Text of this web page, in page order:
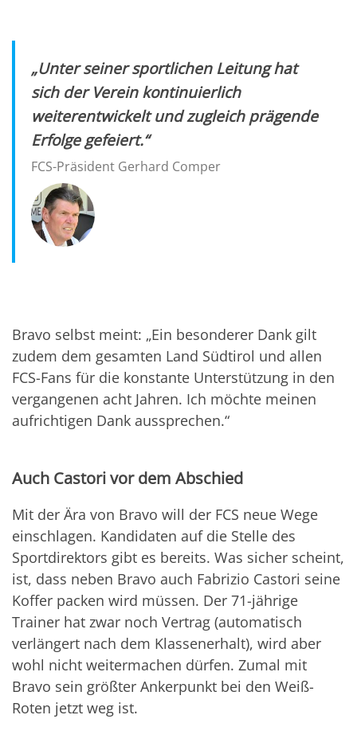
„Unter seiner sportlichen Leitung hat
sich der Verein kontinuierlich
weiterentwickelt und zugleich prägende
Erfolge gefeiert.“
FCS-Präsident Gerhard Comper
Bravo selbst meint: „Ein besonderer Dank gilt
zudem dem gesamten Land Südtirol und allen
FCS-Fans für die konstante Unterstützung in den
vergangenen acht Jahren. Ich möchte meinen
aufrichtigen Dank aussprechen.“
Auch Castori vor dem Abschied
Mit der Ära von Bravo will der FCS neue Wege
einschlagen. Kandidaten auf die Stelle des
Sportdirektors gibt es bereits. Was sicher scheint,
ist, dass neben Bravo auch Fabrizio Castori seine
Koffer packen wird müssen. Der 71-jährige
Trainer hat zwar noch Vertrag (automatisch
verlängert nach dem Klassenerhalt), wird aber
wohl nicht weitermachen dürfen. Zumal mit
Bravo sein größter Ankerpunkt bei den Weiß-
Roten jetzt weg ist.